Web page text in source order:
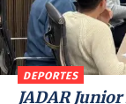
DEPORTES
JADAR